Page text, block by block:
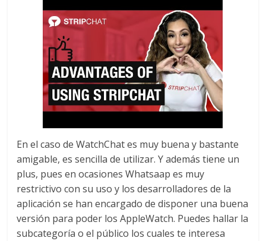
En el caso de WatchChat es muy buena y bastante
amigable, es sencilla de utilizar. Y además tiene un
plus, pues en ocasiones Whatsaap es muy
restrictivo con su uso y los desarrolladores de la
aplicación se han encargado de disponer una buena
versión para poder los AppleWatch. Puedes hallar la
subcategoría o el público los cuales te interesa